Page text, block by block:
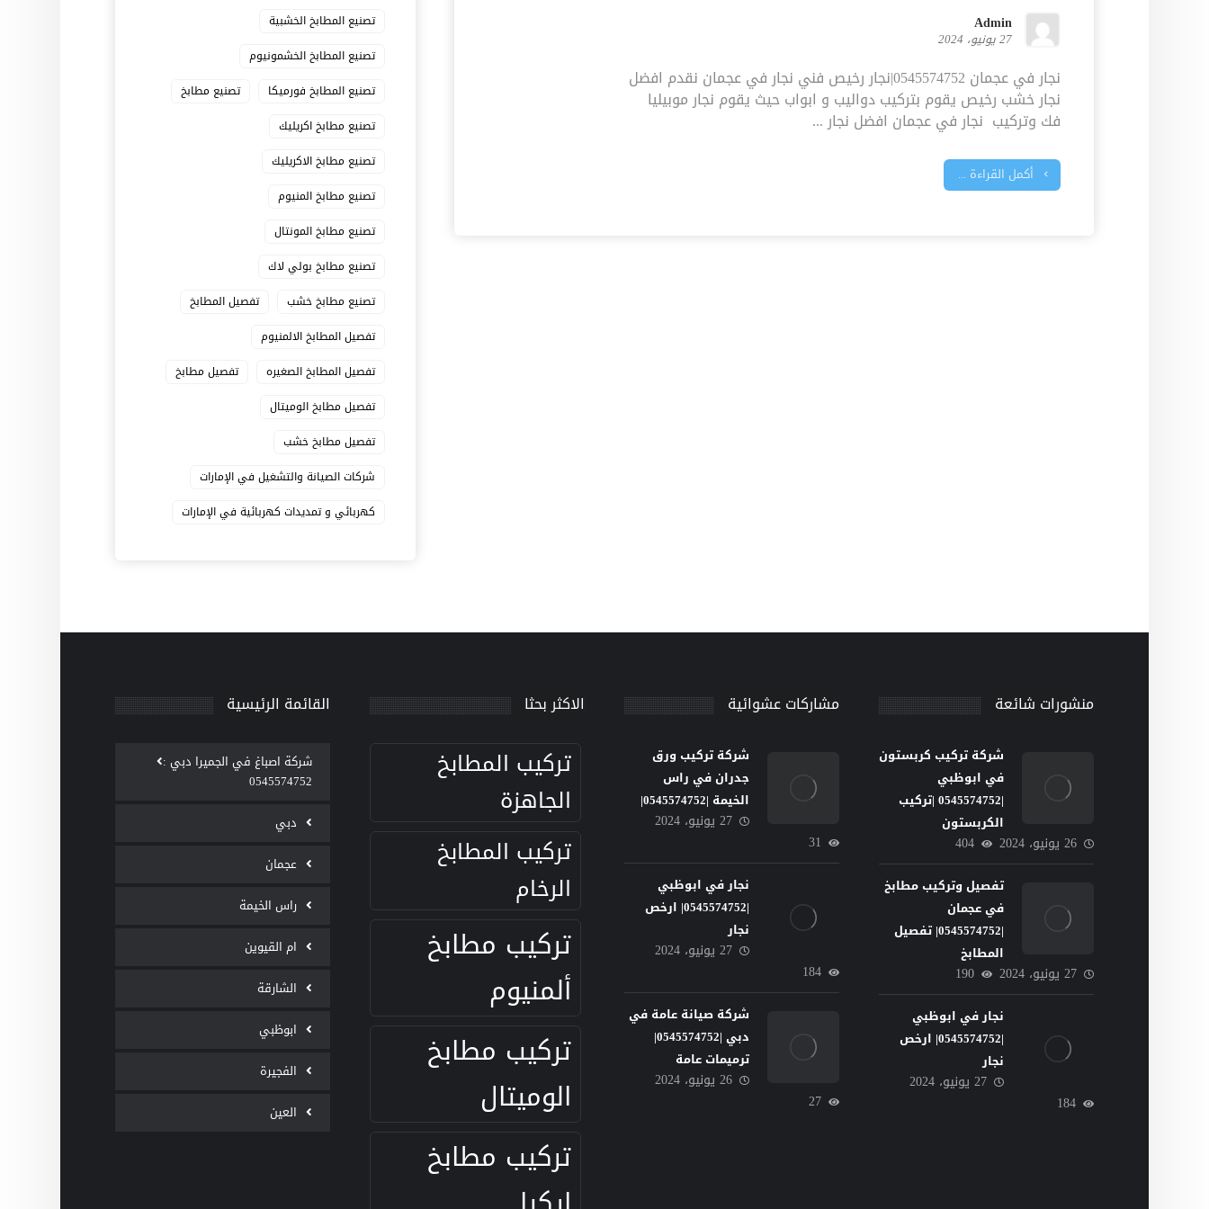
Admin
27 يونيو، 2024
نجار في عجمان 0545574752|نجار رخيص فني نجار في عجمان نقدم افضل
نجار خشب رخيص يقوم بتركيب دواليب و ابواب حيث يقوم نجار موبيليا
فك وتركيب نجار في عجمان افضل نجار ...
أكمل القراءة ...
تصنيع المطابخ الخشبية
تصنيع المطابخ الخشمونيوم
تصنيع المطابخ فورميكا
تصنيع مطابخ
تصنيع مطابخ اكريليك
تصنيع مطابخ الاكريليك
تصنيع مطابخ المنيوم
تصنيع مطابخ المونتال
تصنيع مطابخ بولي لاك
تصنيع مطابخ خشب
تفصيل المطابخ
تفصيل المطابخ الالمنيوم
تفصيل المطابخ الصغيره
تفصيل مطابخ
تفصيل مطابخ الوميتال
تفصيل مطابخ خشب
شركات الصيانة والتشغيل في الإمارات
كهربائي و تمديدات كهربائية في الإمارات
منشورات شائعة
شركة تركيب كربستون
في ابوظبي
|0545574752 |تركيب
الكربستون
26 يونيو، 2024 404
تفصيل وتركيب مطابخ
في عجمان
|0545574752| تفصيل
المطابخ
27 يونيو، 2024 190
نجار في ابوظبي
|0545574752| ارخص
نجار
27 يونيو، 2024
184
مشاركات عشوائية
شركة تركيب ورق
جدران في راس
الخيمة |0545574752|
27 يونيو، 2024
31
نجار في ابوظبي
|0545574752| ارخص
نجار
27 يونيو، 2024
184
شركة صيانة عامة في
دبي |0545574752|
ترميمات عامة
26 يونيو، 2024
27
الاكثر بحثا
تركيب المطابخ
الجاهزة
تركيب المطابخ
الرخام
تركيب مطابخ
ألمنيوم
تركيب مطابخ
الوميتال
تركيب مطابخ
القائمة الرئيسية
‫شركة اصباغ في الجميرا دبي :
0545574752
دبي
عجمان
راس الخيمة
ام القيوين
الشارقة
ابوظبي
الفجيرة
العين